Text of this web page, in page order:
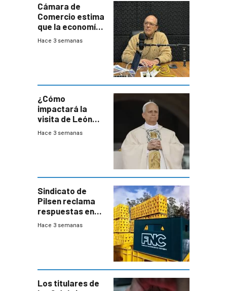
Cámara de
Comercio estima
que la economía
crecerá 1,6%
Hace 3 semanas
¿Cómo
impactará la
visita de León
XIV a Uruguay?
Hace 3 semanas
Sindicato de
Pilsen reclama
respuestas en
medio de
Hace 3 semanas
Los titulares de